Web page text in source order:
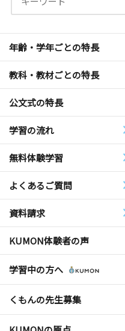
年齢・学年ごとの特長
教科・教材ごとの特長
公文式の特長
学習の流れ
無料体験学習
よくあるご質問
資料請求
KUMON体験者の声
学習中の方へ
くもんの先生募集